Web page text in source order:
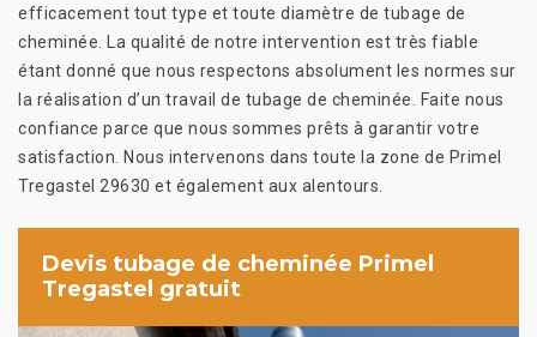
efficacement tout type et toute diamètre de tubage de
cheminée. La qualité de notre intervention est très fiable
étant donné que nous respectons absolument les normes sur
la réalisation d’un travail de tubage de cheminée. Faite nous
confiance parce que nous sommes prêts à garantir votre
satisfaction. Nous intervenons dans toute la zone de Primel
Tregastel 29630 et également aux alentours.
Devis tubage de cheminée Primel
Tregastel gratuit